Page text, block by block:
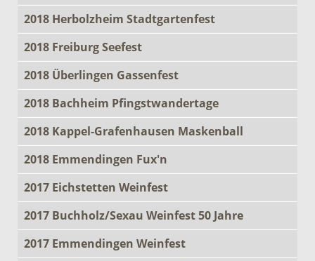
2018 Herbolzheim Stadtgartenfest
2018 Freiburg Seefest
2018 Überlingen Gassenfest
2018 Bachheim Pfingstwandertage
2018 Kappel-Grafenhausen Maskenball
2018 Emmendingen Fux'n
2017 Eichstetten Weinfest
2017 Buchholz/Sexau Weinfest 50 Jahre
2017 Emmendingen Weinfest